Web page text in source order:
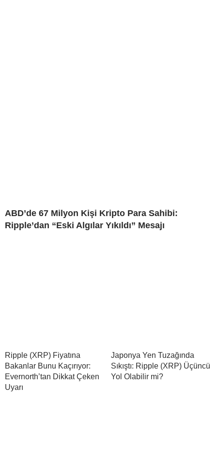
ABD’de 67 Milyon Kişi Kripto Para Sahibi:
Ripple’dan “Eski Algılar Yıkıldı” Mesajı
Ripple (XRP) Fiyatına
Bakanlar Bunu Kaçırıyor:
Evernorth’tan Dikkat Çeken
Uyarı
Japonya Yen Tuzağında
Sıkıştı: Ripple (XRP) Üçüncü
Yol Olabilir mi?